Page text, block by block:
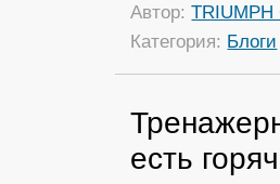
Автор:TRIUMPH
Категория: Блоги
есть